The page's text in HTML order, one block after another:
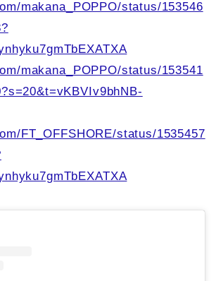
makana_POPPO/status/153546
makana_POPPO/status/153541
FT_OFFSHORE/status/1535457